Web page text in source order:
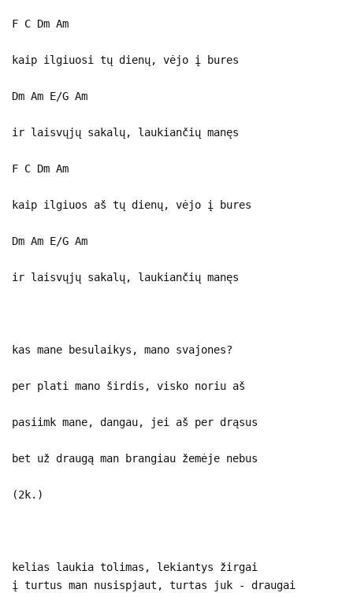
F C Dm Am
kaip ilgiuosi tų dienų, vėjo į bures
Dm Am E/G Am
ir laisvųjų sakalų, laukiančių manęs
F C Dm Am
kaip ilgiuos aš tų dienų, vėjo į bures
Dm Am E/G Am
ir laisvųjų sakalų, laukiančių manęs
kas mane besulaikys, mano svajones?
per plati mano širdis, visko noriu aš
pasiimk mane, dangau, jei aš per drąsus
bet už draugą man brangiau žemėje nebus
(2k.)
kelias laukia tolimas, lekiantys žirgai
į turtus man nusispjaut, turtas juk - draugai